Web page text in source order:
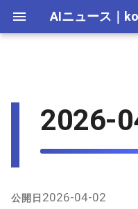
AIニュース
a
l
AI 総合｜2025年
生成AI｜2025年
エディタ－｜2025年
MCP｜2025年
Banana 2活用事例
ィブ活用
2025-12-30
2025-12-28
Adobe Firefly｜2025年
Veo｜2025年
Suno｜2025年
2026-
公開日 2026-04-02